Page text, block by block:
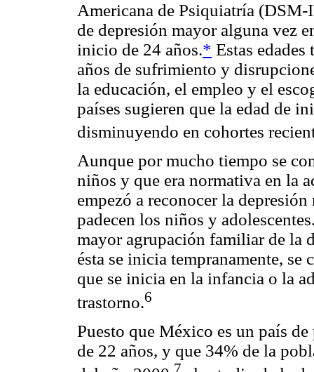
Americana de Psiquiatría
de depresión mayor alguna vez
inicio de 24 años.* Estas
años de sufrimiento y
la educación, el empleo y el
países sugieren que la edad de
disminuyendo en cohortes
Aunque por mucho tiempo se
niños y que era normativa en la
empezó a reconocer la
padecen los niños y
mayor agrupación familiar de la
ésta se inicia tempranamente,
que se inicia en la infancia o la
trastorno.6
Puesto que México es un país
de 22 años, y que 34% de la
7